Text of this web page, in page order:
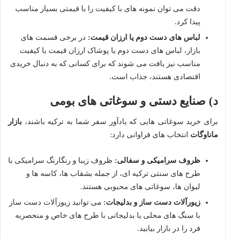
دقت می توان نمونه های با کیفیت را با قیمتی بسیار مناسب
پیدا کرد.
لباس های دست دوم یا ارزان قیمت: در برخی قسمت های
بازار، لباس های دست دوم یا پوشاک ارزان قیمت با کیفیت
مناسب نیز یافت می شوند که برای کسانی که به دنبال خریدی
اقتصادی هستند، جذاب است.
د) صنایع دستی و سوغاتی های بومی
برای خرید سوغاتی هایی که یادآور سفر شما به ترکیه باشند، بازار
ماناوگات انتخاب های فراوانی دارد:
ظروف سرامیکی و سفالی: ظروف زیبا و رنگارنگ سرامیکی با
طرح های سنتی ترکیه ای، از جمله بشقاب ها، کاسه ها و
لیوان ها، سوغاتی های محبوبی هستند.
زیورآلات دست ساز و بدلیجات: می توانید زیورآلات دست ساز
با سنگ های محلی یا بدلیجاتی با طرح های خاص و منحصربه
فرد را در بازار بیابید.